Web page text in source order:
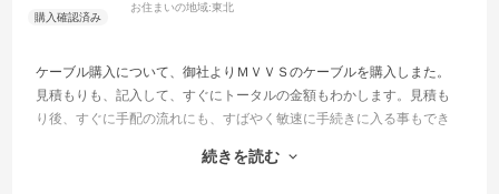
お住まいの地域:東北
ケーブル購入について、御社よりＭＶＶＳのケーブルを購入しまた。
見積もりも、記入して、すぐにトータルの金額もわかします。見積も
り後、すぐに手配の流れにも、すばやく敏速に手続きに入る事もでき
くて、とても助かっております。ちなみにですがケーブルの中で、御
続きを読む